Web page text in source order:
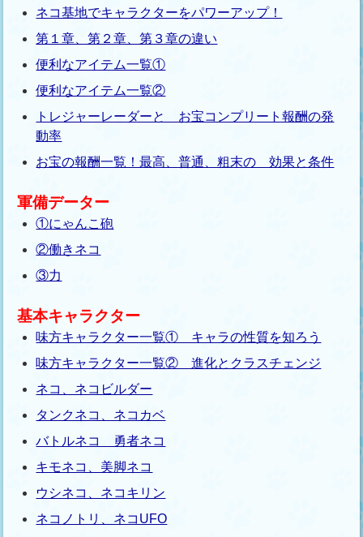
ネコ基地でキャラクターをパワーアップ！
第１章、第２章、第３章の違い
便利なアイテム一覧①
便利なアイテム一覧②
トレジャーレーダーと お宝コンプリート報酬の発
動率
お宝の報酬一覧！最高、普通、粗末の 効果と条件
軍備データー
①にゃんこ砲
②働きネコ
③力
基本キャラクター
味方キャラクター一覧① キャラの性質を知ろう
味方キャラクター一覧② 進化とクラスチェンジ
ネコ、ネコビルダー
タンクネコ、ネコカベ
バトルネコ 勇者ネコ
キモネコ、美脚ネコ
ウシネコ、ネコキリン
ネコノトリ、ネコUFO